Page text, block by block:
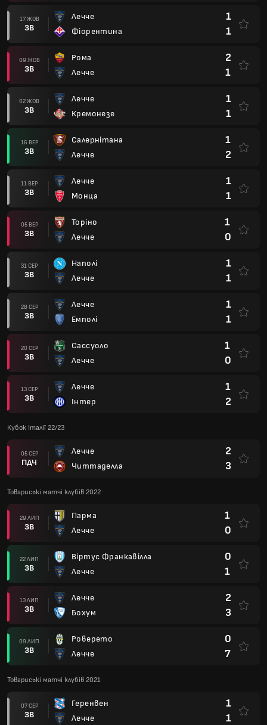
17 ЖОВ
ЗВ
Лечче
Фіорентина
1
1
09 ЖОВ
ЗВ
Рома
Лечче
2
1
02 ЖОВ
ЗВ
Лечче
Кремонезе
1
1
16 ВЕР
ЗВ
Салернітана
Лечче
1
2
11 ВЕР
ЗВ
Лечче
Монца
1
1
05 ВЕР
ЗВ
Торіно
Лечче
1
0
31 СЕР
ЗВ
Наполі
Лечче
1
1
28 СЕР
ЗВ
Лечче
Емполі
1
1
20 СЕР
ЗВ
Сассуоло
Лечче
1
0
13 СЕР
ЗВ
Лечче
Інтер
1
2
Кубок Італії 22/23
05 СЕР
ПДЧ
Лечче
Читтаделла
2
3
Товариські матчі клубів 2022
29 ЛИП
ЗВ
Парма
Лечче
1
0
22 ЛИП
ЗВ
Віртус Франкавілла
Лечче
0
1
13 ЛИП
ЗВ
Лечче
Бохум
2
3
09 ЛИП
ЗВ
Роверето
Лечче
0
7
Товариські матчі клубів 2021
07 СЕР
ЗВ
Геренвен
Лечче
1
1